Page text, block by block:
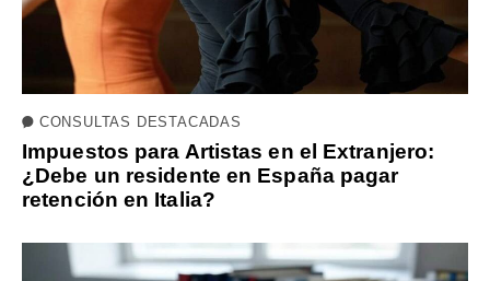
CONSULTAS DESTACADAS
Impuestos para Artistas en el Extranjero:
¿Debe un residente en España pagar
retención en Italia?